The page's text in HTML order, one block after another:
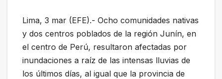
Lima, 3 mar (EFE).- Ocho comunidades nativas
y dos centros poblados de la región Junín, en
el centro de Perú, resultaron afectadas por
inundaciones a raíz de las intensas lluvias de
los últimos días, al igual que la provincia de